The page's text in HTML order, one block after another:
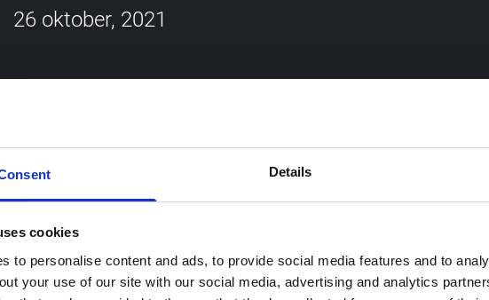
Details
cookies
to personalise content and ads, to provide social media features and to
your use of our site with our social media, advertising and analytics
26 oktober, 2021
Trycket på brickan är från de sängkläder som
värnpliktiga använde under 1900-talet. Pris: